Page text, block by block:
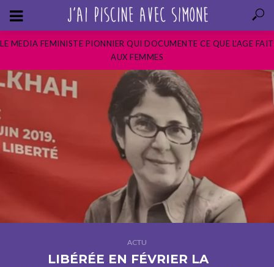
LE MEDIA FEMINISTE PIONNIER QUI DOCUMENTE CE QUE L’AGE FAIT
AUX FEMMES
ACTU
LIBÉRÉE EN FÉVRIER LA